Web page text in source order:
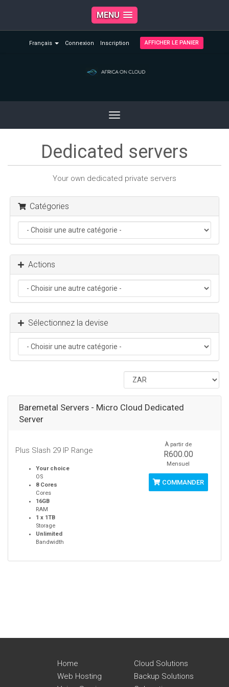
MENU
Français Connexion Inscription AFFICHER LE PANIER
Toggle
navigation
Dedicated servers
Your own dedicated private servers
Catégories
Actions
Sélectionnez la devise
Baremetal Servers - Micro Cloud Dedicated
Server
Plus Slash 29 IP Range
Your choice
OS
8 Cores
Cores
16GB
RAM
1 x 1TB
Storage
Unlimited
Bandwidth
À partir de
R600.00
Mensuel
COMMANDER
Home
Cloud Solutions
Web Hosting
Backup Solutions